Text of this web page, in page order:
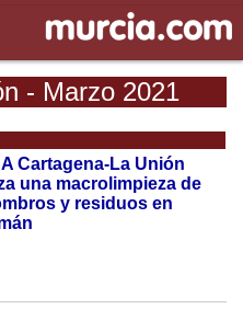
- Marzo 2021
Cartagena-La Unión
una macrolimpieza de
y residuos en